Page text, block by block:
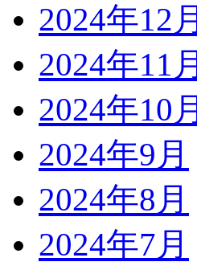
2024年12月
2024年11月
2024年10月
2024年9月
2024年8月
2024年7月